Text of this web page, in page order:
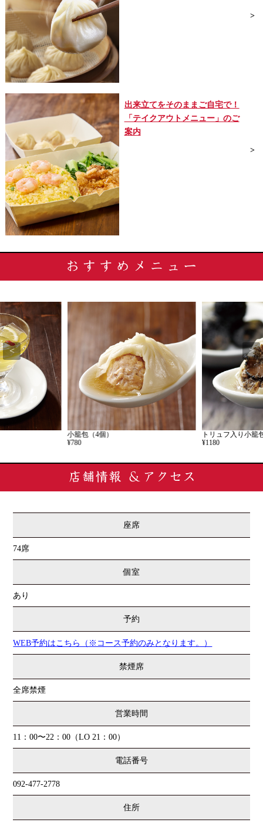
出来立てをそのままご自宅で！
「テイクアウトメニュー」のご
案内
小籠包（4個）
¥780
トリュフ入り小籠
¥1180
< >
座席
74席
個室
あり
予約
WEB予約はこちら（※コース予約のみとなります。）
禁煙席
全席禁煙
営業時間
11：00〜22：00（LO 21：00）
電話番号
092-477-2778
住所